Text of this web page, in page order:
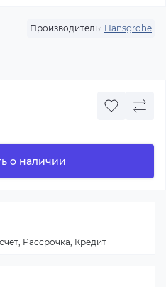
Производитель: Hansgrohe
о наличии
Рассрочка, Кредит